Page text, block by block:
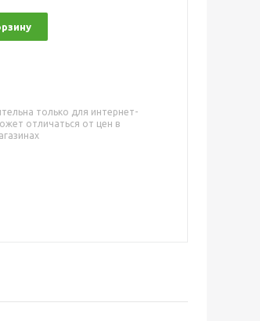
только для интернет-
отличаться от цен в